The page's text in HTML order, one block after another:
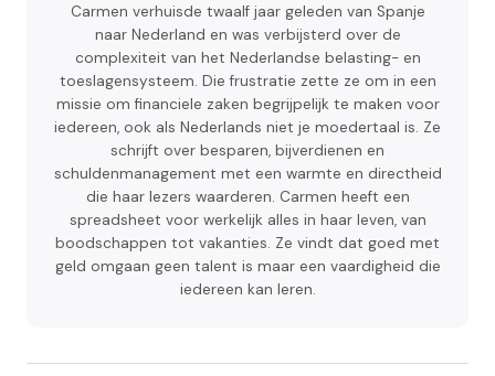
Carmen verhuisde twaalf jaar geleden van Spanje
naar Nederland en was verbijsterd over de
complexiteit van het Nederlandse belasting- en
toeslagensysteem. Die frustratie zette ze om in een
missie om financiele zaken begrijpelijk te maken voor
iedereen, ook als Nederlands niet je moedertaal is. Ze
schrijft over besparen, bijverdienen en
schuldenmanagement met een warmte en directheid
die haar lezers waarderen. Carmen heeft een
spreadsheet voor werkelijk alles in haar leven, van
boodschappen tot vakanties. Ze vindt dat goed met
geld omgaan geen talent is maar een vaardigheid die
iedereen kan leren.